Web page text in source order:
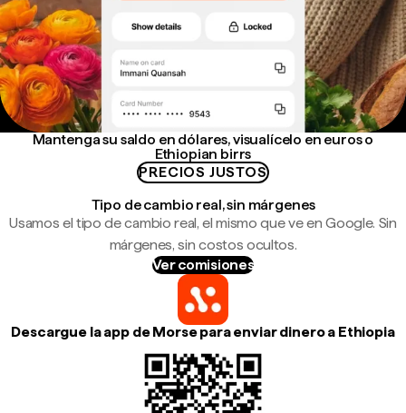
Mantenga su saldo en dólares, visualícelo en euros o
Ethiopian birrs
PRECIOS JUSTOS
Tipo de cambio real, sin márgenes
Usamos el tipo de cambio real, el mismo que ve en Google. Sin
márgenes, sin costos ocultos.
Ver comisiones
Descargue la app de Morse para enviar dinero a Ethiopia